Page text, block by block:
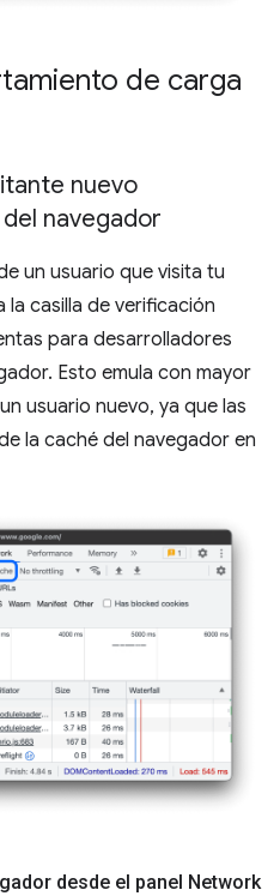
de carga
nuevo
navegador
un usuario que visita tu
la casilla de verificación
para desarrolladores
Esto emula con mayor
usuario nuevo, ya que las
la caché del navegador en
desde el panel Network